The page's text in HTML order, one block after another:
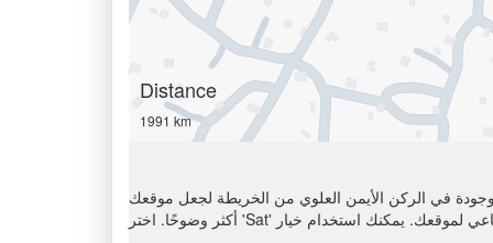
Distance
1991 km
في الركن الأيمن العلوي من الخريطة لجعل موقعك